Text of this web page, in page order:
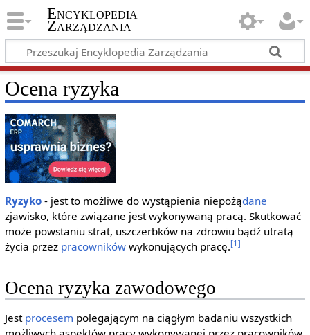
Encyklopedia
Zarządzania
Ocena ryzyka
Ryzyko- jest to możliwe do wystąpienia niepożądane
zjawisko, które związane jest wykonywaną pracą. Skutkować
może powstaniu strat, uszczerbków na zdrowiu bądź utratą
życia przez pracownikówwykonujących pracę.[1]
Ocena ryzyka zawodowego
Jest procesem polegającym na ciągłym badaniu wszystkich